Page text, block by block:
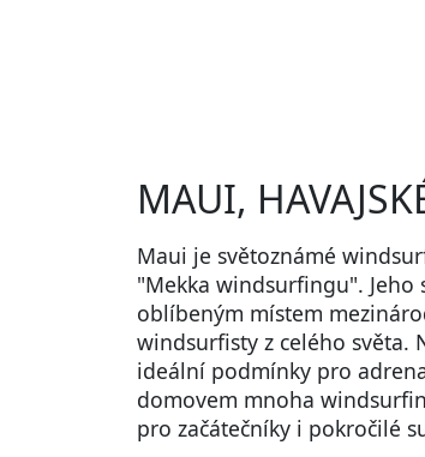
MAUI,
Maui je světoznámé
"Mekka windsurfingu". Jeho
oblíbeným místem
windsurfisty z celého světa.
ideální podmínky pro
domovem mnoha
pro začátečníky i pokročilé